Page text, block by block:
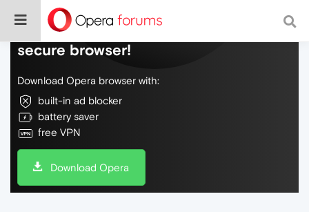
Do more on the web, with a fast and
secure browser!
Download Opera browser with:
built-in ad blocker
battery saver
free VPN
Download Opera